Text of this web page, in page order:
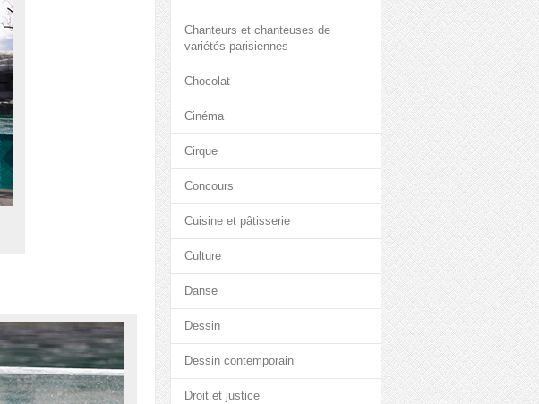
Chanteurs et chanteuses de
variétés parisiennes
Chocolat
Cinéma
Cirque
Concours
Cuisine et pâtisserie
Culture
Danse
Dessin
Dessin contemporain
Droit et justice